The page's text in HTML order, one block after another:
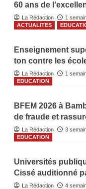
60 ans de
La Rédaction
1
ACTUALITES
Enseignement
ton contre les
La Rédaction
1
EDUCATION
BFEM 2026 à
de fraude et
La Rédaction
3
EDUCATION
Universités
Cissé auditionné
La Rédaction
4